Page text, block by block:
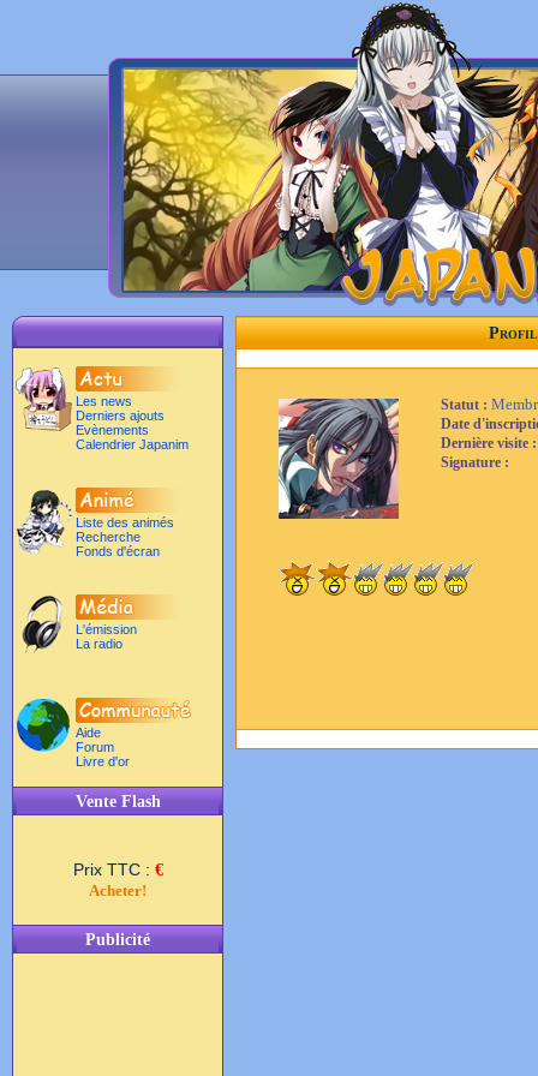
Les news
Derniers ajouts
Evènements
Calendrier Japanim
Liste des animés
Recherche
Fonds d'écran
L'émission
La radio
Aide
Forum
Livre d'or
Vente Flash
Prix TTC : €
Acheter!
Publicité
Profil
Statut :
Date
Dernière visite
Signature :